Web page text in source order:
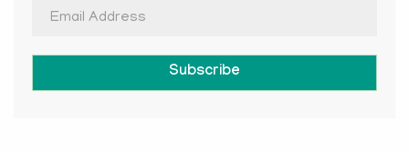
Subscribe